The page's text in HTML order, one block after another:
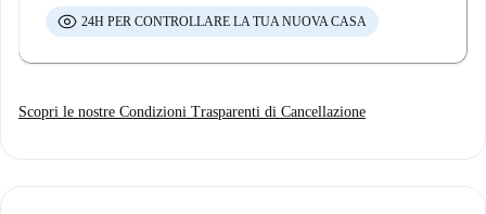
24H PER CONTROLLARE LA TUA NUOVA CASA
Scopri le nostre Condizioni Trasparenti di Cancellazione